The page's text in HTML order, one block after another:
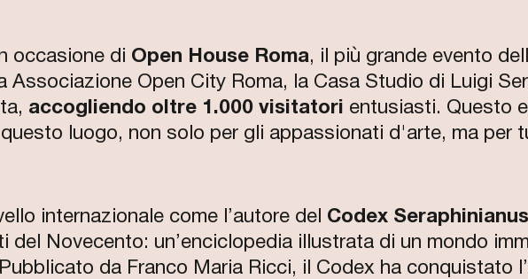
occasione di Open House Roma, il più grande evento
Associazione Open City Roma, la Casa Studio di Luigi
accogliendo oltre 1.000 visitatori entusiasti. Questo
luogo, non solo per gli appassionati d'arte, ma per
internazionale come l’autore del Codex Seraphinianus
del Novecento: un’enciclopedia illustrata di un mondo
da Franco Maria Ricci, il Codex ha conquistato